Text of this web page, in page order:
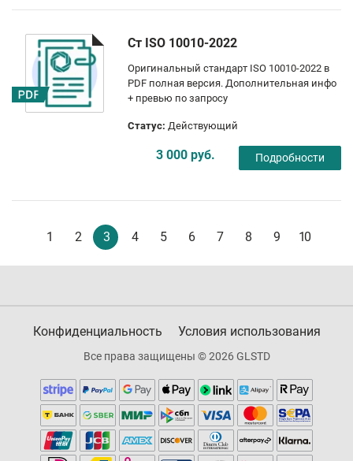
Ст ISO 10010-2022
Оригинальный стандарт ISO 10010-2022 в
PDF полная версия. Дополнительная инфо
+ превью по запросу
Статус: Действующий
3 000 руб. Подробности
1 2 3 4 5 6 7 8 9 10
Конфиденциальность Условия использования
Все права защищены © 2026 GLSTD